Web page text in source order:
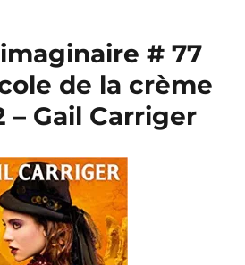
#
:
Demain
les
# 77
de la crème
– Gail Carriger